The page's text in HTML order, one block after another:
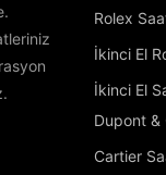
Rolex
İkinci El
İkinci El
Dupont &
Cartier